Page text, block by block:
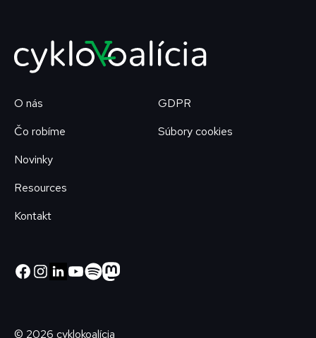
O nás
Čo robíme
Novinky
Resources
Kontakt
GDPR
Súbory cookies
© 2026 cyklokoalícia